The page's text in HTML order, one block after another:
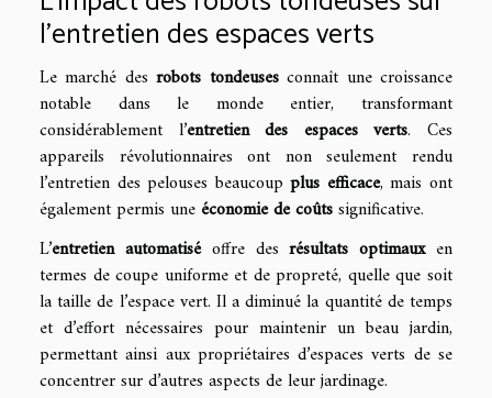
l’entretien des espaces verts
Le marché desrobots tondeusesconnaît une croissance
notable dans le monde entier, transformant
considérablement l’entretien des espaces verts. Ces
appareils révolutionnaires ont non seulement rendu
l’entretien des pelouses beaucoupplus efficace, mais ont
également permis une économie de coûtssignificative.
L’entretien automatiséoffre desrésultats optimauxen
termes de coupe uniforme et de propreté, quelle que soit
la taille de l’espace vert. Il a diminué la quantité de temps
et d’effort nécessaires pour maintenir un beau jardin,
permettant ainsi aux propriétaires d’espaces verts de se
concentrer sur d’autres aspects de leur jardinage.